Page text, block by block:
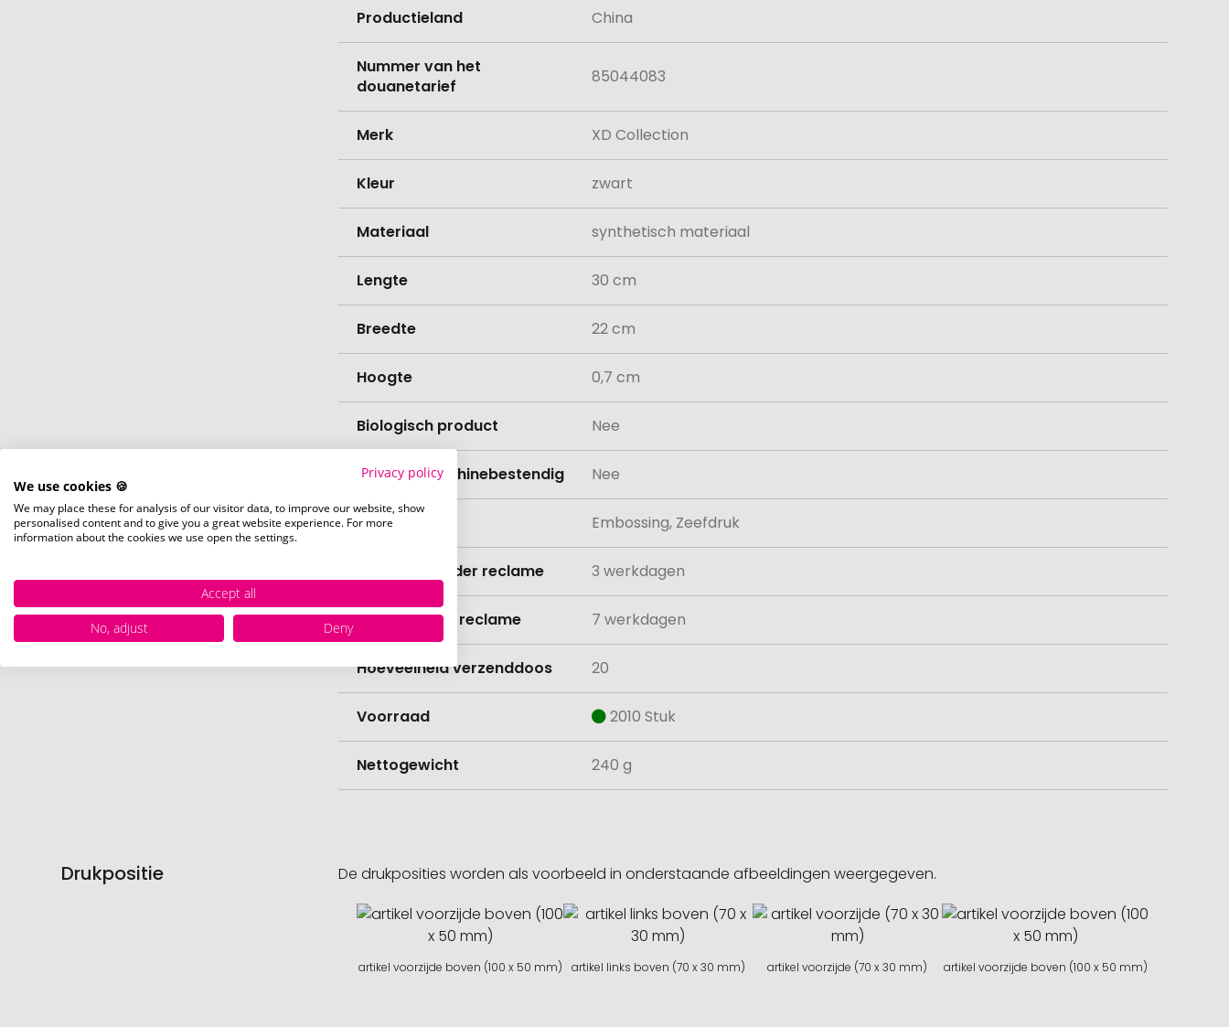
Productieland China
Nummer van het
douanetarief
85044083
Merk XD Collection
Kleur zwart
Materiaal synthetisch materiaal
Lengte 30 cm
Breedte 22 cm
Hoogte 0,7 cm
Biologisch product Nee
vaatwasmachinebestendig Nee
Verfijning Embossing, Zeefdruk
Levertijd zonder reclame 3 werkdagen
Levertijd met reclame 7 werkdagen
Hoeveelheid verzenddoos 20
Voorraad 2010 Stuk
Nettogewicht 240 g
Drukpositie De drukposities worden als voorbeeld in onderstaande afbeeldingen weergegeven.
artikel voorzijde boven (100 x 50 mm) artikel links boven (70 x 30 mm) artikel voorzijde (70 x 30 mm) artikel voorzijde boven (100 x 50 mm)
Privacy policy
We use cookies 🍪
We may place these for analysis of our visitor data, to improve our website, show
personalised content and to give you a great website experience. For more
information about the cookies we use open the settings.
Accept all
No, adjust
Deny